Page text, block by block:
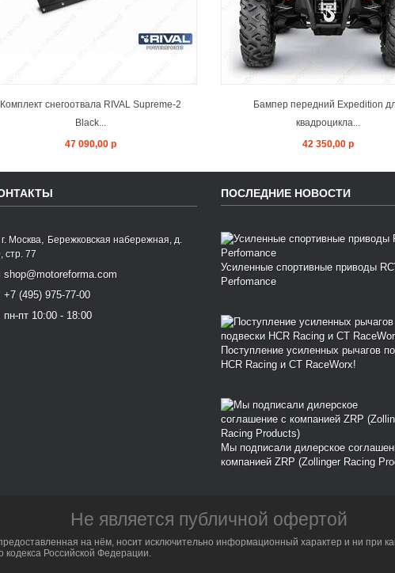
Комплект снегоотвала RIVAL Supreme-2
Black...
47 090,00 р
Бампер передний Expedition
квадроцикла...
42 350,00 р
г. Москва, Бережковская набережная, д.
стр. 77
shop@motoreforma.com
+7 (495) 975-77-00
пн-пт 10:00 - 18:00
ПОСЛЕДНИЕ НОВОСТИ
Усиленные спортивные приводы
Perfomance
Поступление усиленных рычагов
HCR Racing и CT RaceWorx!
Мы подписали дилерское
компанией ZRP (Zollinger Racing
Не является публичной офертой
на нём, носит исключительно информационный характер и ни при
Российской Федерации.